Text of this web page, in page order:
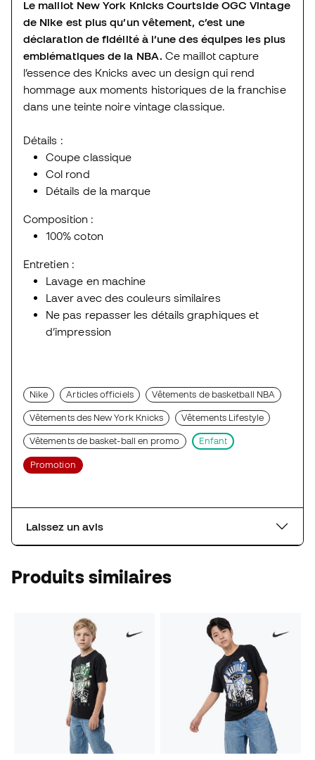
Le maillot New York Knicks Courtside OGC Vintage
de Nike est plus qu’un vêtement, c’est une
déclaration de fidélité à l’une des équipes les plus
emblématiques de la NBA. Ce maillot capture
l’essence des Knicks avec un design qui rend
hommage aux moments historiques de la franchise
dans une teinte noire vintage classique.
Détails :
Coupe classique
Col rond
Détails de la marque
Composition :
100% coton
Entretien :
Lavage en machine
Laver avec des couleurs similaires
Ne pas repasser les détails graphiques et
d’impression
Nike Articles officiels Vêtements de basketball NBA
Vêtements des New York Knicks Vêtements Lifestyle
Vêtements de basket-ball en promo Enfant
Promotion
Laissez un avis
Produits similaires